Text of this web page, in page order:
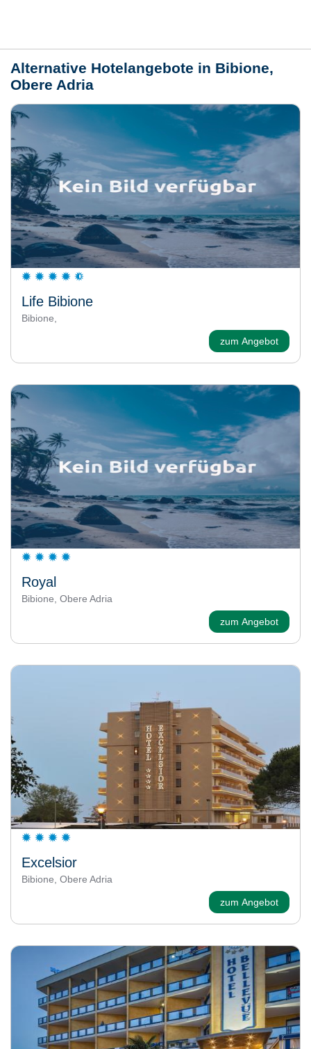
Alternative Hotelangebote in Bibione,
Obere Adria
Life Bibione
Bibione,
zum Angebot
Royal
Bibione, Obere Adria
zum Angebot
Excelsior
Bibione, Obere Adria
zum Angebot